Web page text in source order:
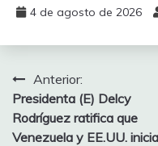
4 de agosto de 2026
Anterior:
Presidenta (E) Delcy
Rodríguez ratifica que
Venezuela y EE.UU.